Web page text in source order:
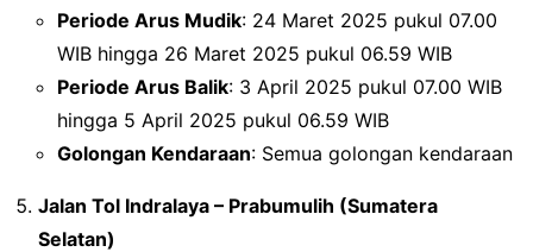
Periode Arus Mudik: 24 Maret 2025 pukul 07.00
WIB hingga 26 Maret 2025 pukul 06.59 WIB
Periode Arus Balik: 3 April 2025 pukul 07.00 WIB
hingga 5 April 2025 pukul 06.59 WIB
Golongan Kendaraan: Semua golongan kendaraan
Jalan Tol Indralaya – Prabumulih (Sumatera
Selatan)